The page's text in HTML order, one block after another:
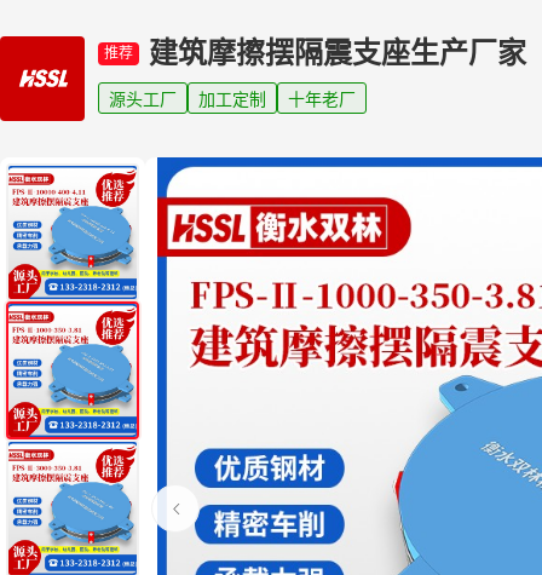
推荐 建筑摩擦摆隔震支座生产厂家
源头工厂 加工定制 十年老厂